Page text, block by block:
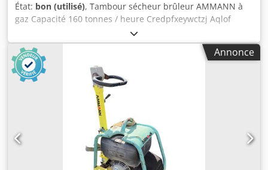
État: bon (utilisé), Tambour sécheur brûleur AMMANN à
gaz Capacité 160 tonnes / heure Credpfxeywctzj Aqlof
Annonce